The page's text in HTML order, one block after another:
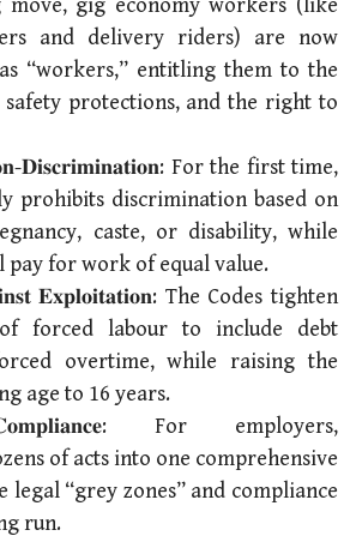
move, gig economy workers (like
and delivery riders) are now
“workers,” entitling them to the
safety protections, and the right to
𝐃𝐢𝐬𝐜𝐫𝐢𝐦𝐢𝐧𝐚𝐭𝐢𝐨𝐧: For the first time,
prohibits discrimination based on
caste, or disability, while
pay for work of equal value.
𝐄𝐱𝐩𝐥𝐨𝐢𝐭𝐚𝐭𝐢𝐨𝐧: The Codes tighten
forced labour to include debt
overtime, while raising the
age to 16 years.
For employers,
of acts into one comprehensive
legal “grey zones” and compliance
run.